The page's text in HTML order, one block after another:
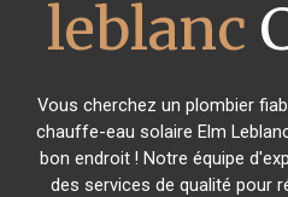
leblanc
Vous cherchez un plombier
chauffe-eau solaire Elm
bon endroit ! Notre équipe
des services de qualité pour